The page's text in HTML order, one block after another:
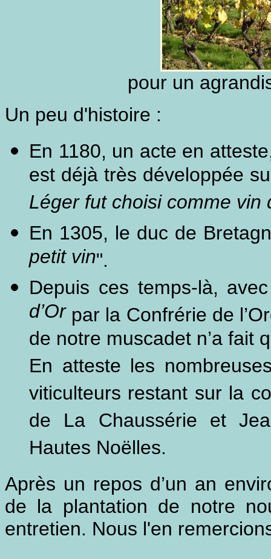
pour un
Un peu d'histoire :
En 1180, un acte en
est déjà très développée
Léger fut choisi comme vin
En 1305, le duc de
petit vin".
Depuis ces temps-là,
d’Orpar la Confrérie de
de notre muscadet n’a fait
En atteste les
viticulteurs restant sur la
de La Chaussérie et
Hautes Noëlles.
Après un repos d’un an
de la plantation de notre
entretien. Nous l'en